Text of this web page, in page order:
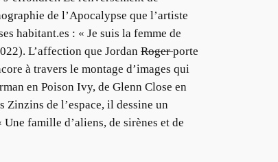
de l’Apocalypse que l’artiste
habitant.es : « Je suis la femme de
L’affection que Jordan Rogerporte
à travers le montage d’images qui
en Poison Ivy, de Glenn Close en
Zinzins de l’espace, il dessine un
famille d’aliens, de sirènes et de